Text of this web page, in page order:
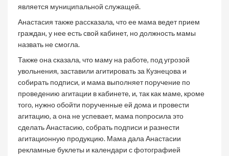
является муниципальной служащей.
Анастасия также рассказала, что ее мама ведет прием
граждан, у нее есть свой кабинет, но должность мамы
назвать не смогла.
Также она сказала, что маму на работе, под угрозой
увольнения, заставили агитировать за Кузнецова и
собирать подписи, и мама выполняет поручение по
проведению агитации в кабинете, и, так как маме, кроме
того, нужно обойти порученные ей дома и провести
агитацию, а она не успевает, мама попросила это
сделать Анастасию, собрать подписи и разнести
агитационную продукцию. Мама дала Анастасии
рекламные буклеты и календари с фотографией